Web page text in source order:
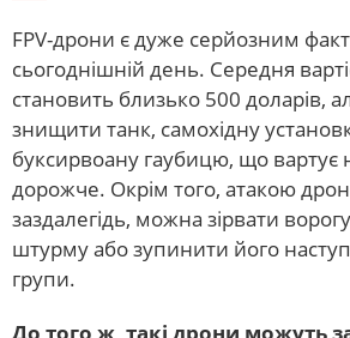
FPV-дрони є дуже серйозним
сьогоднішній день. Середня
становить близько 500 доларів,
знищити танк, самохідну
буксирвоану гаубицю, що вартує
дорожче. Окрім того, атакою
заздалегідь, можна зірвати
штурму або зупинити його
групи.
До того ж, такі дрони можуть